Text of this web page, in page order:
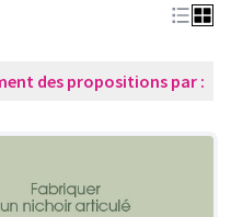
des propositions par :